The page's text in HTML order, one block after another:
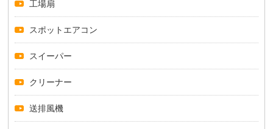
工場扇
スポットエアコン
スイーパー
クリーナー
送排風機